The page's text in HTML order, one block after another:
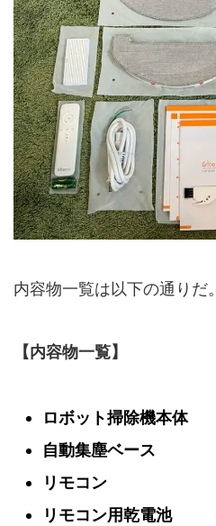
内容物一覧は以下の通りだ。
【内容物一覧】
ロボット掃除機本体
自動集塵ベース
リモコン
リモコン用乾電池